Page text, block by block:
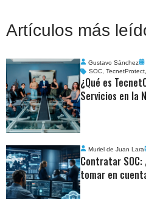
Artículos más
Gustavo Sánchez
SOC,TecnetProtect
¿Qué es
Servicios en la
Muriel de Juan Lara
Contratar SOC:
tomar en